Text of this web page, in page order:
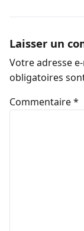
Laisser un
Votre adresse
obligatoires
Commentaire*